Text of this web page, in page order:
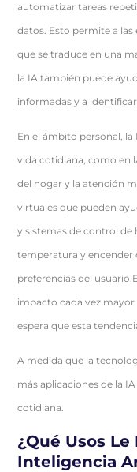
automatizar tareas
datos. Esto permite a
que se traduce en una
la IA también puede
informadas y a
En el ámbito personal, la
vida cotidiana, como en
del hogar y la atención
virtuales que pueden
y sistemas de control de
temperatura y encender
preferencias del
impacto cada vez mayor
espera que esta
A medida que la
más aplicaciones de la
cotidiana.
¿Qué Usos
Inteligencia